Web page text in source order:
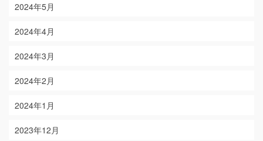
2024年5月
2024年4月
2024年3月
2024年2月
2024年1月
2023年12月